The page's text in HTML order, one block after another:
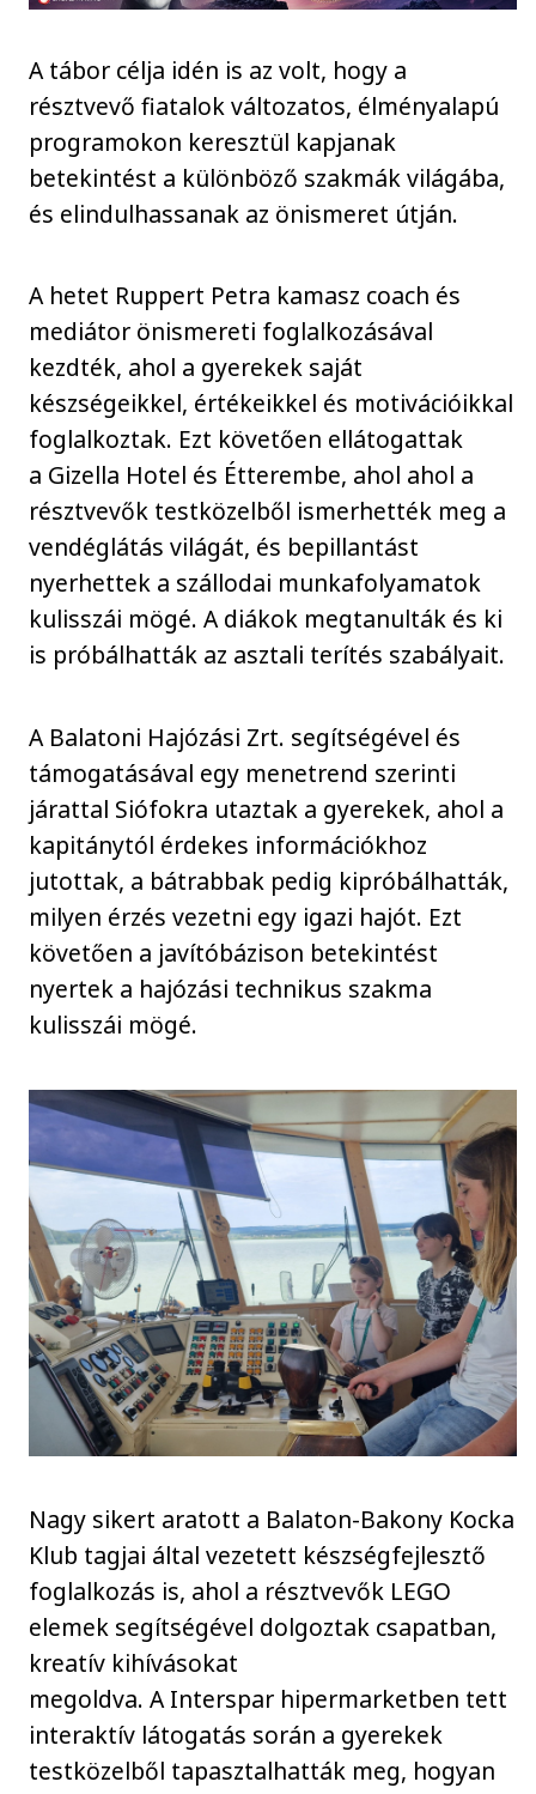
A tábor célja idén is az volt, hogy a
résztvevő fiatalok változatos, élményalapú
programokon keresztül kapjanak
betekintést a különböző szakmák világába,
és elindulhassanak az önismeret útján.
A hetet Ruppert Petra kamasz coach és
mediátor önismereti foglalkozásával
kezdték, ahol a gyerekek saját
készségeikkel, értékeikkel és motivációikkal
foglalkoztak. Ezt követően ellátogattak
a Gizella Hotel és Étterembe, ahol ahol a
résztvevők testközelből ismerhették meg a
vendéglátás világát, és bepillantást
nyerhettek a szállodai munkafolyamatok
kulisszái mögé. A diákok megtanulták és ki
is próbálhatták az asztali terítés szabályait.
A Balatoni Hajózási Zrt. segítségével és
támogatásával egy menetrend szerinti
járattal Siófokra utaztak a gyerekek, ahol a
kapitánytól érdekes információkhoz
jutottak, a bátrabbak pedig kipróbálhatták,
milyen érzés vezetni egy igazi hajót. Ezt
követően a javítóbázison betekintést
nyertek a hajózási technikus szakma
kulisszái mögé.
Nagy sikert aratott a Balaton-Bakony Kocka
Klub tagjai által vezetett készségfejlesztő
foglalkozás is, ahol a résztvevők LEGO
elemek segítségével dolgoztak csapatban,
kreatív kihívásokat
megoldva. A Interspar hipermarketben tett
interaktív látogatás során a gyerekek
testközelből tapasztalhatták meg, hogyan